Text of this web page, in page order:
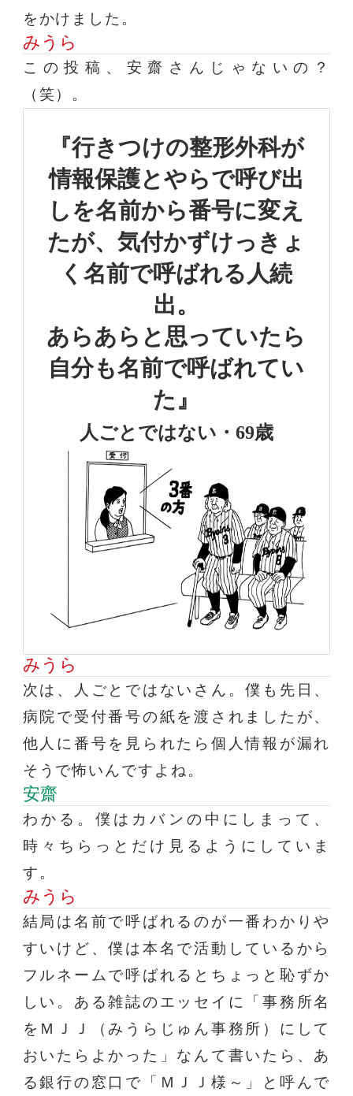
をかけました。
みうら
この投稿、安齋さんじゃないの？
（笑）。
『行きつけの整形外科が
情報保護とやらで呼び出
しを名前から番号に変え
たが、気付かずけっきょ
く名前で呼ばれる人続
出。
あらあらと思っていたら
自分も名前で呼ばれてい
た』
人ごとではない・69歳
みうら
次は、人ごとではないさん。僕も先日、
病院で受付番号の紙を渡されましたが、
他人に番号を見られたら個人情報が漏れ
そうで怖いんですよね。
安齋
わかる。僕はカバンの中にしまって、
時々ちらっとだけ見るようにしていま
す。
みうら
結局は名前で呼ばれるのが一番わかりや
すいけど、僕は本名で活動しているから
フルネームで呼ばれるとちょっと恥ずか
しい。ある雑誌のエッセイに「事務所名
をＭＪＪ（みうらじゅん事務所）にして
おいたらよかった」なんて書いたら、あ
る銀行の窓口で「ＭＪＪ様～」と呼んで